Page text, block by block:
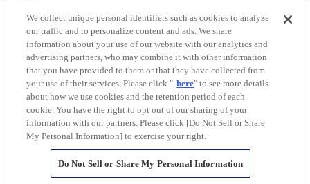
ご利用規約
三菱商事グループ個人情報保護基本方針
Do Not Sell or Share My Personal Information
ソーシャルメディアポリシー
ウェブ・アクセシビリティ指針
古物営業法に基づく表示
電子公告
よくあるご質問
© Copyright Mitsubishi Corporation. All Rights Reserved.
We collect unique personal identifiers such as cookies to analyze
our traffic and to personalize content and ads. We share
information about your use of our website with our analytics and
advertising partners, who may combine it with other information
that you have provided to them or that they have collected from
your use of their services. Please click " here" to see more details
about how we use cookies and the retention period of each
cookie. You have the right to opt out of our sharing of your
information with our partners. Please click [Do Not Sell or Share
My Personal Information] to exercise your right.
Do Not Sell or Share My Personal Information